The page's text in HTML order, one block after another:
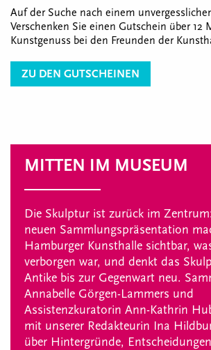
Auf der Suche nach einem
Verschenken Sie einen Gutschein über 12
Kunstgenuss bei den Freunden der
ZU DEN GUTSCHEINEN
MITTEN IM MUSEUM
Die Skulptur ist zurück im
neuen Sammlungspräsentation
Hamburger Kunsthalle sichtbar,
verborgen war, und denkt das
Antike bis zur Gegenwart neu.
Annabelle Görgen-Lammers und
Assistenzkuratorin Ann-Kathrin
mit unserer Redakteurin Ina
über Hintergründe,